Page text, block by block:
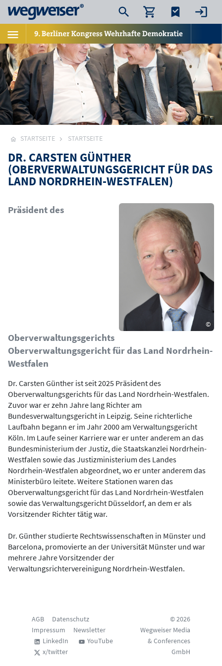
STARTSEITE STARTSEITE
DR. CARSTEN GÜNTHER
(OBERVERWALTUNGSGERICHT FÜR DAS
LAND NORDRHEIN-WESTFALEN)
Bild
©
Präsident des
Oberverwaltungsgerichts
Oberverwaltungsgericht für das Land Nordrhein-
Westfalen
Dr. Carsten Günther ist seit 2025 Präsident des
Oberverwaltungsgerichts für das Land Nordrhein-Westfalen.
Zuvor war er zehn Jahre lang Richter am
Bundesverwaltungsgericht in Leipzig. Seine richterliche
Laufbahn begann er im Jahr 2000 am Verwaltungsgericht
Köln. Im Laufe seiner Karriere war er unter anderem an das
Bundesministerium der Justiz, die Staatskanzlei Nordrhein-
Westfalen sowie das Justizministerium des Landes
Nordrhein-Westfalen abgeordnet, wo er unter anderem das
Ministerbüro leitete. Weitere Stationen waren das
Oberverwaltungsgericht für das Land Nordrhein-Westfalen
sowie das Verwaltungsgericht Düsseldorf, an dem er als
Vorsitzender Richter tätig war.
Dr. Günther studierte Rechtswissenschaften in Münster und
Barcelona, promovierte an der Universität Münster und war
mehrere Jahre Vorsitzender der
Verwaltungsrichtervereinigung Nordrhein-Westfalen.
AGB
Datenschutz
Impressum
Newsletter
LinkedIn
YouTube
x/twitter
© 2026
Wegweiser Media
& Conferences
GmbH